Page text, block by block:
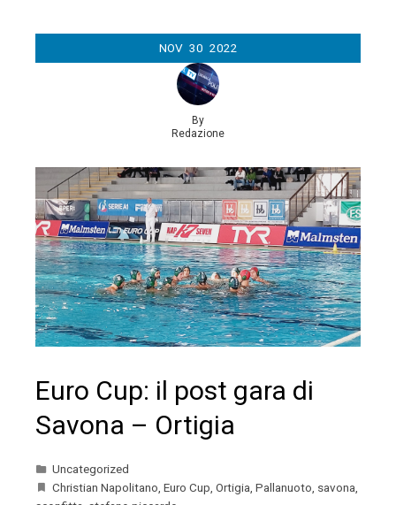
NOV 30 2022
By
Redazione
Euro Cup: il post gara di
Savona – Ortigia
Uncategorized
Christian Napolitano Euro Cup Ortigia Pallanuoto savona